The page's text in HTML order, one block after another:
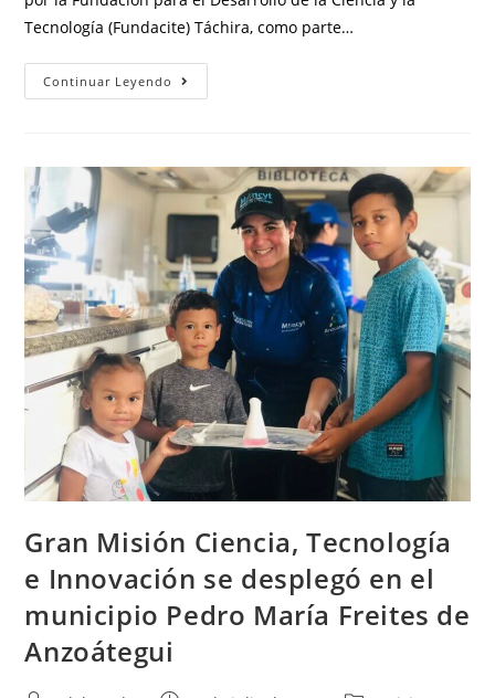
Tecnología (Fundacite) Táchira, como parte…
Continuar Leyendo
Gran Misión Ciencia, Tecnología
e Innovación se desplegó en el
municipio Pedro María Freites de
Anzoátegui